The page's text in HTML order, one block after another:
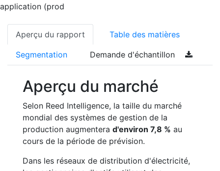
application (prod
Aperçu du rapport Table des matières
Segmentation Demande d'échantillon
Aperçu du marché
Selon Reed Intelligence, la taille du marché
mondial des systèmes de gestion de la
production augmentera d'environ 7,8 % au
cours de la période de prévision.
Dans les réseaux de distribution d'électricité,